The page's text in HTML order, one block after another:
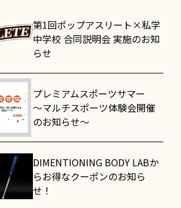
第1回ポップアスリート×私学
中学校 合同説明会 実施のお知
らせ
プレミアムスポーツサマー
～マルチスポーツ体験会開催
のお知らせ～
DIMENTIONING BODY LABか
らお得なクーポンのお知ら
せ！